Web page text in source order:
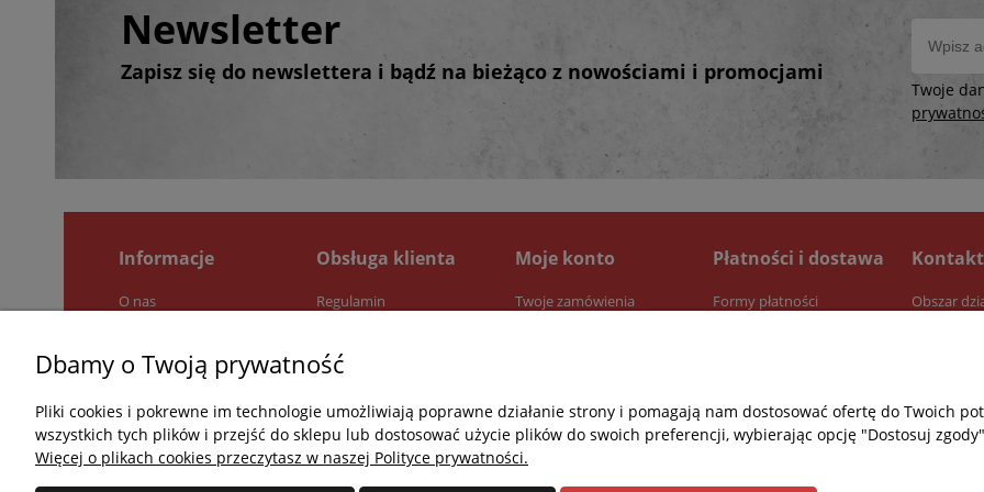
Newsletter
Zapisz się do newslettera i bądź na bieżąco z nowościami i promocjami
Twoje
Informacje
O nas
Jak kupować?
Obsługa klienta
Regulamin
Polityka prywatności
Moje konto
Twoje zamówienia
Płatności i dostawa
Formy płatności
Kontakt
Obszar
Dbamy o Twoją prywatność
Pliki cookies i pokrewne im technologie umożliwiają poprawne działanie strony i pomagają nam dostosować ofertę do Twoich
wszystkich tych plików i przejść do sklepu lub dostosować użycie plików do swoich preferencji, wybierając opcję "Dostosuj
Więcej o plikach cookies przeczytasz w naszej Polityce prywatności.